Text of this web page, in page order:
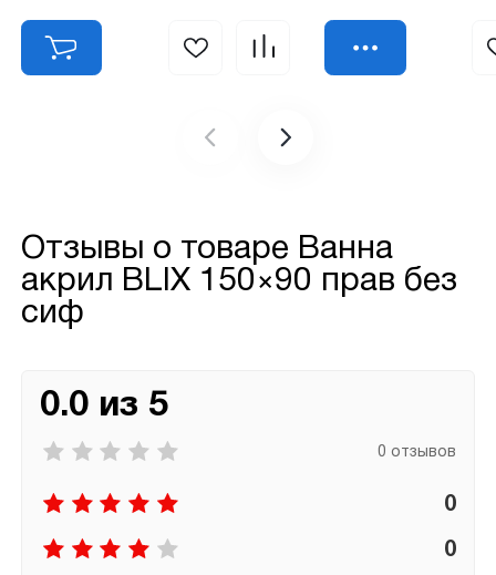
Отзывы о товаре Ванна
акрил BLIX 150×90 прав без
сиф
0.0 из 5
0 отзывов
0
0